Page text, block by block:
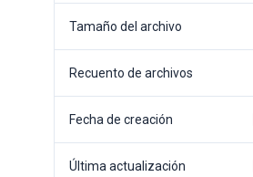
Tamaño del archivo
Recuento de archivos
Fecha de creación
Última actualización